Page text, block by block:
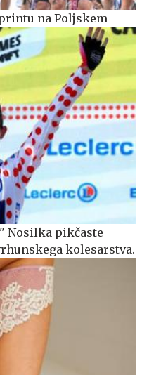
na Poljskem
Nosilka pikčaste
kolesarstva.